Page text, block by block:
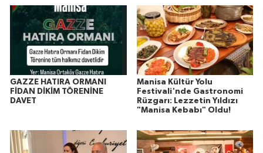
GAZZE HATIRA ORMANI
FİDAN DİKİM TÖRENİNE
DAVET
Manisa Kültür Yolu
Festivali'nde Gastronomi
Rüzgarı: Lezzetin Yıldızı
"Manisa Kebabı" Oldu!